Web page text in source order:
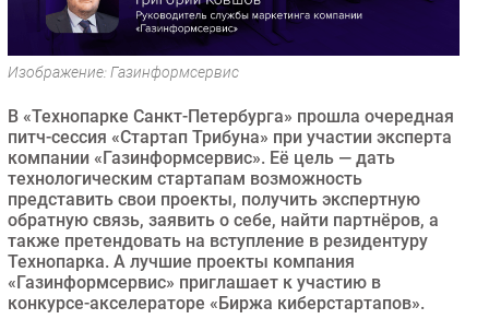
Инновации
CIO/Управление ИТ
Гаджеты
Здоровье
РАЗДЕЛЫ
Новости
Аналитика
Интервью
Мероприятия
Изображение: Газинформсервис
В «Технопарке Санкт-Петербурга» прошла очередная
питч-сессия «Стартап Трибуна» при участии эксперта
компании «Газинформсервис». Её цель — дать
технологическим стартапам возможность
представить свои проекты, получить экспертную
обратную связь, заявить о себе, найти партнёров, а
также претендовать на вступление в резидентуру
Технопарка. А лучшие проекты компания
«Газинформсервис» приглашает к участию в
конкурсе-акселераторе «Биржа киберстартапов».